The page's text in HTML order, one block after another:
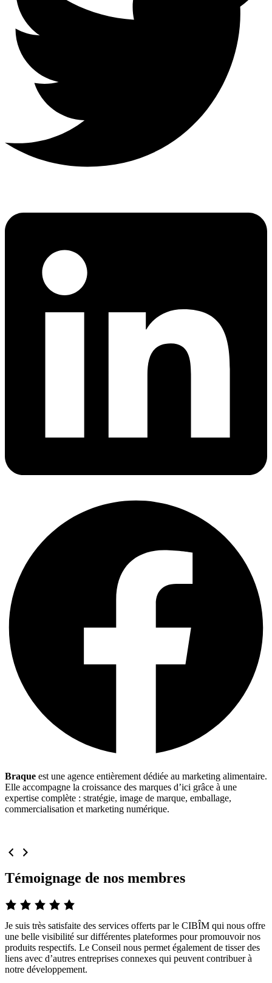
Braque est une agence entièrement dédiée au marketing alimentaire.
Elle accompagne la croissance des marques d’ici grâce à une
expertise complète : stratégie, image de marque, emballage,
commercialisation et marketing numérique.
Témoignage de nos membres
Je suis très satisfaite des services offerts par le CIBÎM qui nous offre
une belle visibilité sur différentes plateformes pour promouvoir nos
produits respectifs. Le Conseil nous permet également de tisser des
liens avec d’autres entreprises connexes qui peuvent contribuer à
notre développement.​